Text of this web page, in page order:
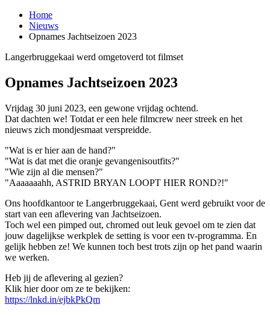
Home
Nieuws
Opnames Jachtseizoen 2023
Langerbruggekaai werd omgetoverd tot filmset
Opnames Jachtseizoen 2023
Vrijdag 30 juni 2023, een gewone vrijdag ochtend.
Dat dachten we! Totdat er een hele filmcrew neer streek en het
nieuws zich mondjesmaat verspreidde.
"Wat is er hier aan de hand?"
"Wat is dat met die oranje gevangenisoutfits?"
"Wie zijn al die mensen?"
"Aaaaaaahh, ASTRID BRYAN LOOPT HIER ROND?!"
Ons hoofdkantoor te Langerbruggekaai, Gent werd gebruikt voor de
start van een aflevering van Jachtseizoen.
Toch wel een pimped out, chromed out leuk gevoel om te zien dat
jouw dagelijkse werkplek de setting is voor een tv-programma. En
gelijk hebben ze! We kunnen toch best trots zijn op het pand waarin
we werken.
Heb jij de aflevering al gezien?
Klik hier door om ze te bekijken:
https://lnkd.in/ejbkPkQm